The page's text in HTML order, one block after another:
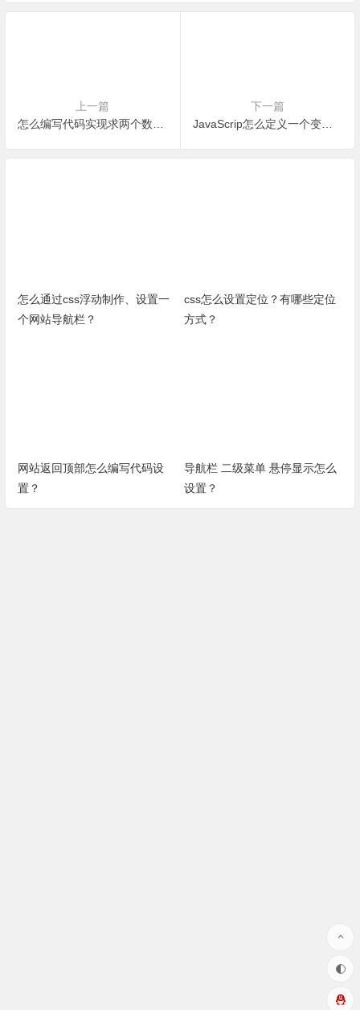
上一篇
下一篇
JavaScrip怎么定义一个变量，有哪些常见形式？
怎么通过css浮动制作、设置一
个网站导航栏？
css怎么设置定位？有哪些定位
方式？
网站返回顶部怎么编写代码设
置？
导航栏 二级菜单 悬停显示怎么
设置？